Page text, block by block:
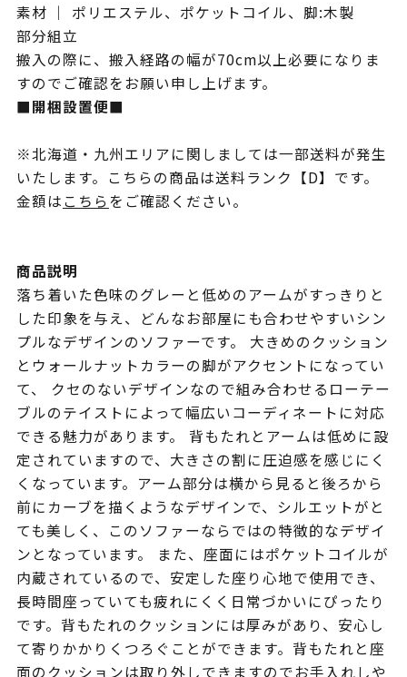
素材 ｜ ポリエステル、ポケットコイル、脚:木製
部分組立
搬入の際に、搬入経路の幅が70cm以上必要になりま
すのでご確認をお願い申し上げます。
■開梱設置便■
※北海道・九州エリアに関しましては一部送料が発生
いたします。こちらの商品は送料ランク【D】です。
金額はこちらをご確認ください。
商品説明
落ち着いた色味のグレーと低めのアームがすっきりと
した印象を与え、どんなお部屋にも合わせやすいシン
プルなデザインのソファーです。 大きめのクッション
とウォールナットカラーの脚がアクセントになってい
て、 クセのないデザインなので組み合わせるローテー
ブルのテイストによって幅広いコーディネートに対応
できる魅力があります。 背もたれとアームは低めに設
定されていますので、大きさの割に圧迫感を感じにく
くなっています。アーム部分は横から見ると後ろから
前にカーブを描くようなデザインで、シルエットがと
ても美しく、このソファーならではの特徴的なデザイ
ンとなっています。 また、座面にはポケットコイルが
内蔵されているので、安定した座り心地で使用でき、
長時間座っていても疲れにくく日常づかいにぴったり
です。背もたれのクッションには厚みがあり、安心し
て寄りかかりくつろぐことができます。背もたれと座
面のクッションは取り外しできますのでお手入れしや